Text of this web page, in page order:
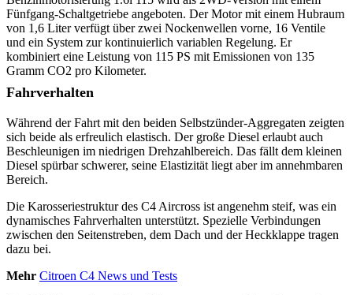
Fünfgang-Schaltgetriebe angeboten. Der Motor mit einem Hubraum
von 1,6 Liter verfügt über zwei Nockenwellen vorne, 16 Ventile
und ein System zur kontinuierlich variablen Regelung. Er
kombiniert eine Leistung von 115 PS mit Emissionen von 135
Gramm CO2 pro Kilometer.
Fahrverhalten
Während der Fahrt mit den beiden Selbstzünder-Aggregaten zeigten
sich beide als erfreulich elastisch. Der große Diesel erlaubt auch
Beschleunigen im niedrigen Drehzahlbereich. Das fällt dem kleinen
Diesel spürbar schwerer, seine Elastizität liegt aber im annehmbaren
Bereich.
Die Karosseriestruktur des C4 Aircross ist angenehm steif, was ein
dynamisches Fahrverhalten unterstützt. Spezielle Verbindungen
zwischen den Seitenstreben, dem Dach und der Heckklappe tragen
dazu bei.
Mehr Citroen C4 News und Tests